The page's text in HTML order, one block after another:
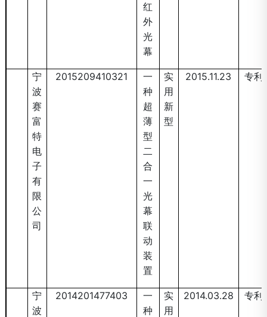
红
外
光
幕
宁
波
赛
富
特
电
子
有
限
公
司
2015209410321
一
种
超
薄
型
二
合
一
光
幕
联
动
装
置
实
用
新
型
2015.11.23 专利
宁
波
2014201477403
一
种
实
用
2014.03.28 专利